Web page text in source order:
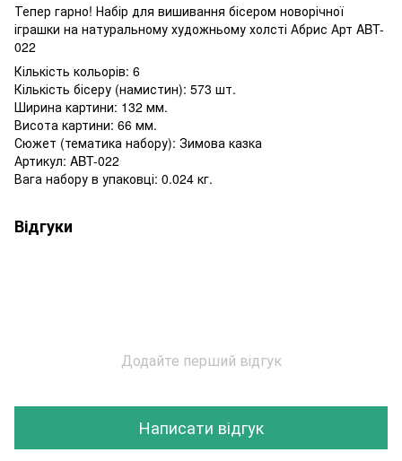
Тепер гарно! Набір для вишивання бісером новорічної
іграшки на натуральному художньому холсті Абрис Арт ABT-
022
Кількість кольорів: 6
Кількість бісеру (намистин): 573 шт.
Ширина картини: 132 мм.
Висота картини: 66 мм.
Сюжет (тематика набору): Зимова казка
Артикул: ABT-022
Вага набору в упаковці: 0.024 кг.
Відгуки
Додайте перший відгук
Написати відгук